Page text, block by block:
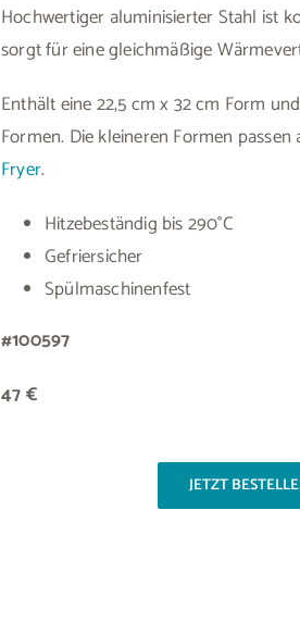
Hochwertiger aluminisierter Stahl ist
sorgt für eine gleichmäßige
Enthält eine 22,5 cm x 32 cm Form
Formen. Die kleineren Formen passen
Fryer.
Hitzebeständig bis 290°C
Gefriersicher
Spülmaschinenfest
#100597
47 €
JETZT